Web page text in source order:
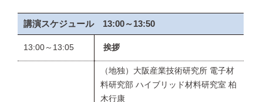
講演スケジュール 13:00～13:50
13:00～13:05 挨拶
（地独）大阪産業技術研究所 電子材
料研究部 ハイブリッド材料研究室 柏
木行康